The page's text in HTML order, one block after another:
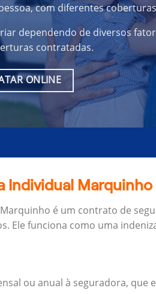
com diferentes
dependendo de diversos
contratadas.
ONLINE
Individual Marquinho
é um contrato de
Ele funciona como uma
ou anual à seguradora,